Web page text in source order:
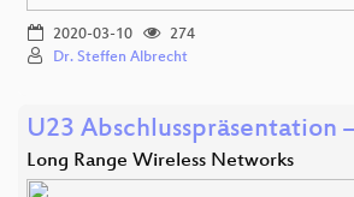
2020-03-10
274
Dr. Steffen Albrecht
U23 Abschlusspräsentation
Long Range Wireless Networks